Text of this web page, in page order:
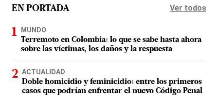
EN PORTADA Ver todos
MUNDO
Terremoto en Colombia: lo que se sabe hasta ahora
sobre las víctimas, los daños y la respuesta
ACTUALIDAD
Doble homicidio y feminicidio: entre los primeros
casos que podrían enfrentar el nuevo Código Penal